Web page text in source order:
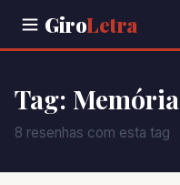
GiroLetra
Tag: Memória
8 resenhas com esta tag